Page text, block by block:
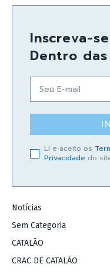
Inscreva-
Dentro
Li e aceito os
Privacidade do
Notícias
Sem Categoria
CATALÃO
CRAC DE CATALÃO